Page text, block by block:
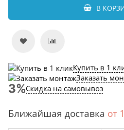
В
Купить в 1
Заказать
Скидка на самовывоз
Ближайшая доставка от